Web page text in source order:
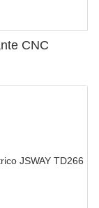
CNC